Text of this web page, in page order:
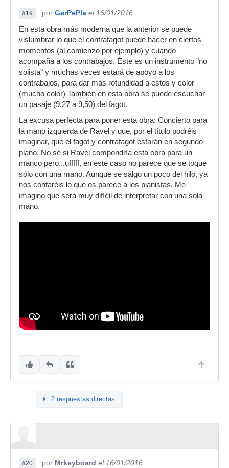
#19 por GerPePla el 16/01/2016
En esta obra más moderna que la anterior se puede
vislumbrar lo que el contrafagot puede hacer en ciertos
momentos (al comienzo por ejemplo) y cuando
acompaña a los contrabajos. Éste es un instrumento "no
solista" y muchas veces estará de apoyo a los
contrabajos, para dar más rotundidad a estos y color
(mucho color) También en esta obra se puede escuchar
un pasaje (9,27 a 9,50) del fagot.
La excusa perfecta para poner esta obra: Concierto para
la mano izquierda de Ravel y que, por el título podréis
imaginar, que el fagot y contrafagot estarán en segundo
plano. No sé si Ravel compondría esta obra para un
manco pero...ufffff, en este caso no parece que se toque
sólo con una mano. Aunque se salgo un poco del hilo, ya
nos contaréis lo que os parece a los pianistas. Me
imagino que será muy difícil de interpretar con una sola
mano.
2 respuestas directas
#20 por Mrkeyboard el 16/01/2016